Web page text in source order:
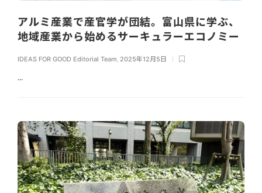
アルミ産業で産官学が団結。富山県に学ぶ、
地域産業から始めるサーキュラーエコノミー
IDEAS FOR GOOD Editorial Team 2025年12月5日
...